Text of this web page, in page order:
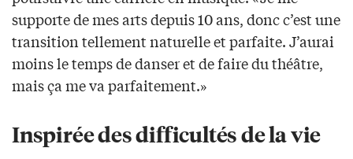
supporte de mes arts depuis 10 ans, donc c’est une
transition tellement naturelle et parfaite. J’aurai
moins le temps de danser et de faire du théâtre,
mais ça me va parfaitement.»
Inspirée des difficultés de la vie